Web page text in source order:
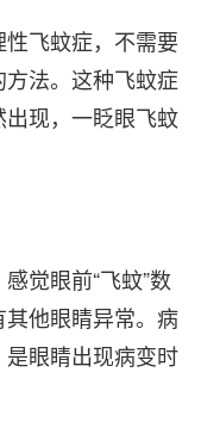
飞蚊症，不需要
法。这种飞蚊症
现，一眨眼飞蚊
觉眼前“飞蚊”数
他眼睛异常。病
眼睛出现病变时